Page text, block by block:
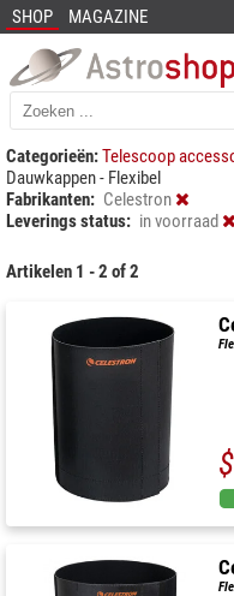
SHOP MAGAZINE
Categorieën:Telescoop
Dauwkappen - Flexibel
Fabrikanten: Celestron
Leverings status: in voorraad
Artikelen 1 - 2 of 2